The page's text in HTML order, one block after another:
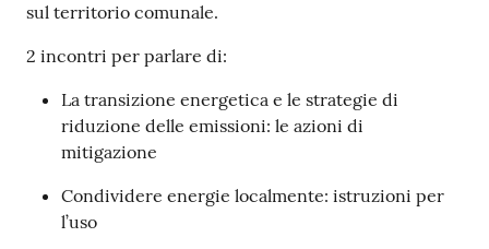
sul territorio comunale.
2 incontri per parlare di:
La transizione energetica e le strategie di
riduzione delle emissioni: le azioni di
mitigazione
Condividere energie localmente: istruzioni per
l’uso